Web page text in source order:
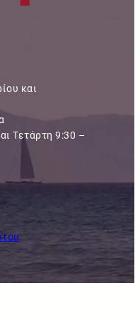
και
Τετάρτη 9:30 –